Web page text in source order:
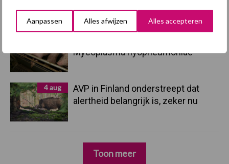
Aanpassen Alles afwijzen Alles accepteren
groter dan ooit”
Mycoplasma hyopneumoniae
4 aug
AVP in Finland onderstreept dat
alertheid belangrijk is, zeker nu
Toon meer